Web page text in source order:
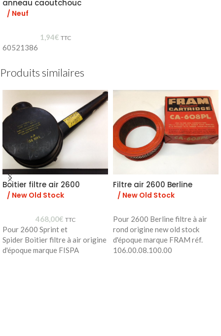
anneau caoutchouc
/ Neuf
1,94€ TTC
60521386
Produits similaires
Boitier filtre air 2600
/ New Old Stock
468,00€ TTC
Pour 2600 Sprint et
Spider Boitier filtre à air origine
d'époque marque FISPA
Filtre air 2600 Berline
/ New Old Stock
Pour 2600 Berline filtre à air
rond origine new old stock
d'époque marque FRAM réf.
106.00.08.100.00